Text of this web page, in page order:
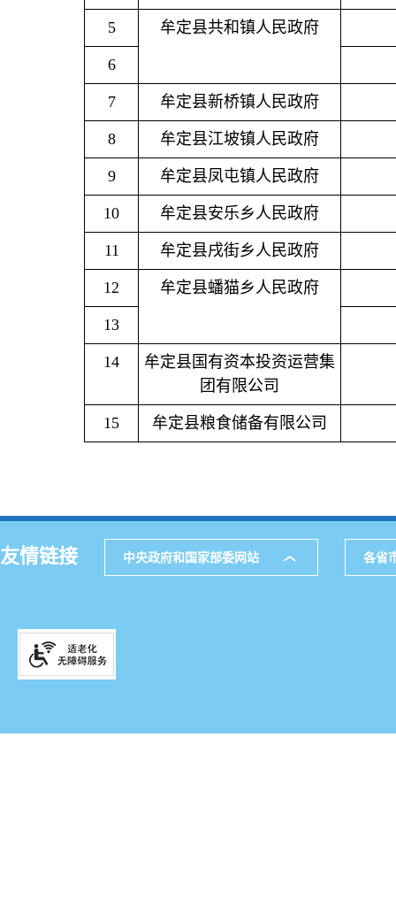
5 牟定县共和镇人民政府
6
7 牟定县新桥镇人民政府
8 牟定县江坡镇人民政府
9 牟定县凤屯镇人民政府
10 牟定县安乐乡人民政府
11 牟定县戌街乡人民政府
12 牟定县蟠猫乡人民政府
13
14
牟定县国有资本投资运营集
团有限公司
15 牟定县粮食储备有限公司
友情链接 中央政府和国家部委网站 各省